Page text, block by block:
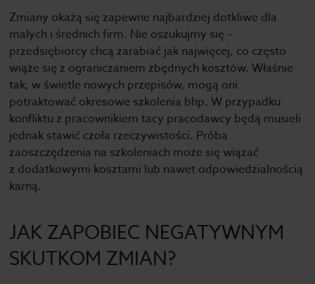
Zmiany okażą się zapewne najbardziej dotkliwe dla
małych i średnich firm. Nie oszukujmy się –
przedsiębiorcy chcą zarabiać jak najwięcej, co często
wiąże się z ograniczaniem zbędnych kosztów. Właśnie
tak, w świetle nowych przepisów, mogą oni
potraktować okresowe szkolenia bhp. W przypadku
konfliktu z pracownikiem tacy pracodawcy będą musieli
jednak stawić czoła rzeczywistości. Próba
zaoszczędzenia na szkoleniach może się wiązać
z dodatkowymi kosztami lub nawet odpowiedzialnością
karną.
JAK ZAPOBIEC NEGATYWNYM
SKUTKOM ZMIAN?